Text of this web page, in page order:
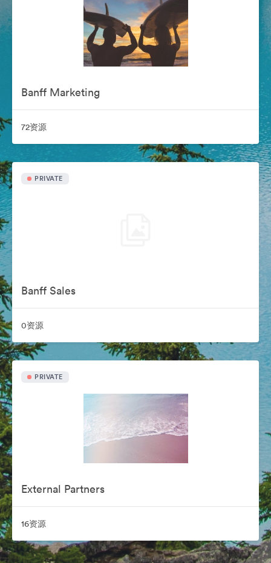
Banff Marketing
72资源
PRIVATE
Banff Sales
0资源
PRIVATE
External Partners
16资源